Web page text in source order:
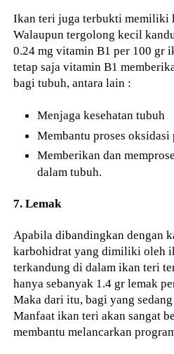
Ikan teri juga terbukti memiliki
Walaupun tergolong kecil
0.24 mg vitamin B1 per 100 gr
tetap saja vitamin B1
bagi tubuh, antara lain :
Menjaga kesehatan tubuh
Membantu proses oksidasi
Memberikan dan
dalam tubuh.
7. Lemak
Apabila dibandingkan dengan
karbohidrat yang dimiliki oleh
terkandung di dalam ikan teri
hanya sebanyak 1.4 gr lemak
Maka dari itu, bagi yang
Manfaat ikan teri akan sangat
membantu melancarkan